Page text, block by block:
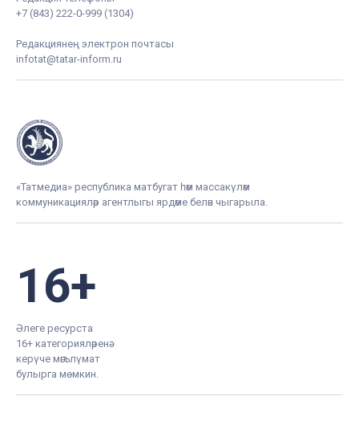
+7 (843) 222-0-999 (1304)
Редакциянең электрон почтасы
infotat@tatar-inform.ru
«Татмедиа» республика матбугат һәм массакүләм
коммуникацияләр агентлыгы ярдәме белән чыгарыла.
16+
Әлеге ресурста
16+ категорияләренә
керүче мәгълүмат
булырга мөмкин.